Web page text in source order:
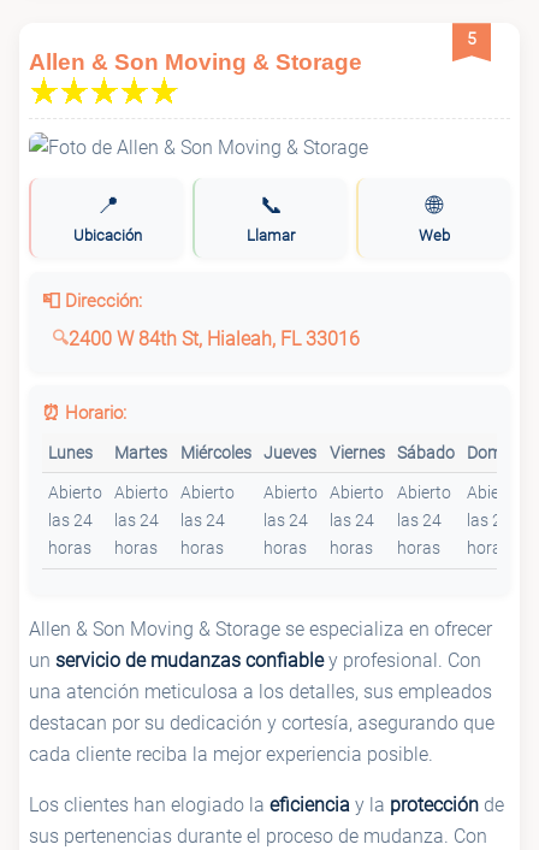
5
Allen & Son Moving & Storage
📍
Ubicación
📞
Llamar
🌐
Web
📮 Dirección:
2400 W 84th St, Hialeah, FL 33016
⏰ Horario:
Lunes Martes Miércoles Jueves Viernes Sábado Domingo
Abierto
las 24
horas
Abierto
las 24
horas
Abierto
las 24
horas
Abierto
las 24
horas
Abierto
las 24
horas
Abierto
las 24
horas
Abierto
las 24
horas
Allen & Son Moving & Storage se especializa en ofrecer
un servicio de mudanzas confiabley profesional. Con
una atención meticulosa a los detalles, sus empleados
destacan por su dedicación y cortesía, asegurando que
cada cliente reciba la mejor experiencia posible.
Los clientes han elogiado la eficiencia y la protección de
sus pertenencias durante el proceso de mudanza. Con